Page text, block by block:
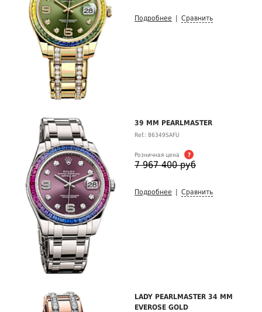
Подробнее Сравнить
39 MM PEARLMASTER
Ref.: 86349SAFU
Розничная цена ?
7 967 400 руб
Подробнее Сравнить
LADY PEARLMASTER 34 MM
EVEROSE GOLD